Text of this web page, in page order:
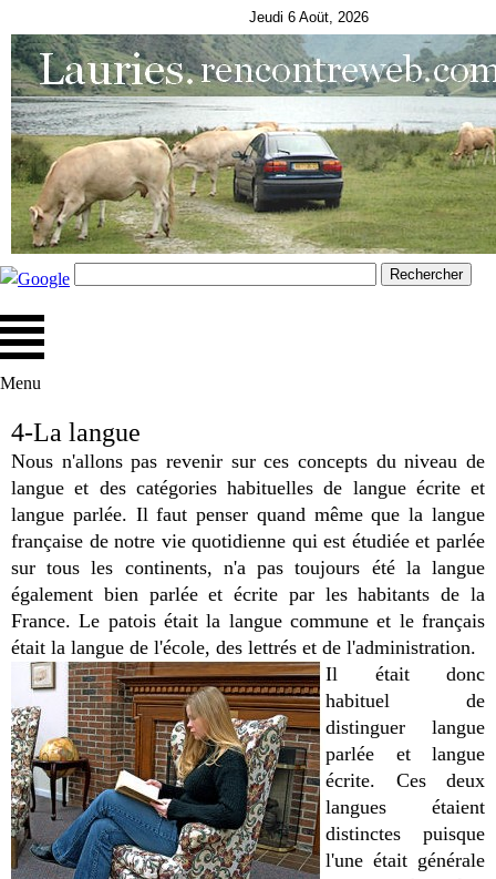
Jeudi 6 Aoüt, 2026
Menu
4-La langue
Nous n'allons pas revenir sur ces concepts du niveau de
langue et des catégories habituelles de langue écrite et
langue parlée. Il faut penser quand même que la langue
française de notre vie quotidienne qui est étudiée et parlée
sur tous les continents, n'a pas toujours été la langue
également bien parlée et écrite par les habitants de la
France. Le patois était la langue commune et le français
était la langue de l'école, des lettrés et de l'administration.
Il était donc
habituel de
distinguer langue
parlée et langue
écrite. Ces deux
langues étaient
distinctes puisque
l'une était générale